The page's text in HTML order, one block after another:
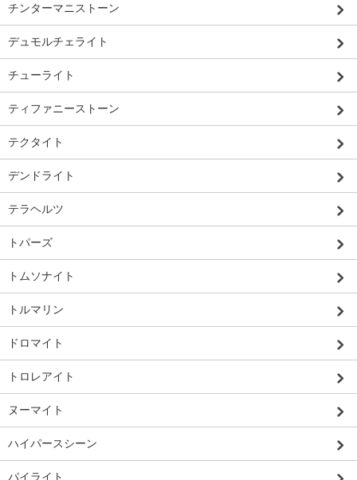
チンターマニストーン
デュモルチェライト
チューライト
ティファニーストーン
テクタイト
デンドライト
テラヘルツ
トパーズ
トムソナイト
トルマリン
ドロマイト
トロレアイト
ヌーマイト
ハイパースシーン
パイライト